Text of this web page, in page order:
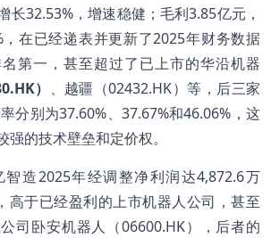
长32.53%，增速稳健；毛利3.85亿元，
在已经递表并更新了2025年财务数据
第一，甚至超过了已上市的华沿机器
） 、越疆（02432.HK）等，后三家
分别为37.60%、37.67%和46.06%，这
的技术壁垒和定价权。
造2025年经调整净利润达4,872.6万
高于已经盈利的上市机器人公司，甚至
司卧安机器人（06600.HK），后者的